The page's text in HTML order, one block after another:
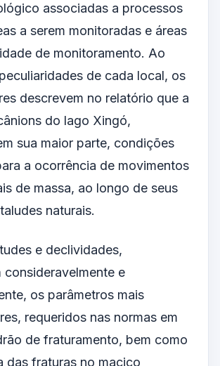
associadas a processos
a serem monitoradas e áreas
de monitoramento. Ao
de cada local, os
descrevem no relatório que a
do lago Xingó,
sua maior parte, condições
a ocorrência de movimentos
de massa, ao longo de seus
naturais.
e declividades,
consideravelmente e
os parâmetros mais
requeridos nas normas em
de fraturamento, bem como
das fraturas no maciço